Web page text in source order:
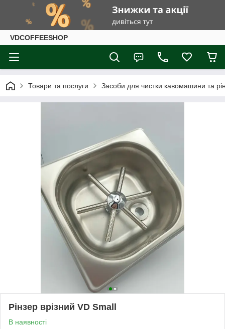
VDCOFFEESHOP
Товари та послуги Засоби для чистки кавомашини та
Рінзер врізний VD Small
В наявності